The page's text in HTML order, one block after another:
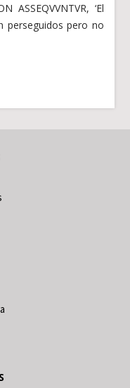
ASSEQVVNTVR, ‘El
perseguidos pero no